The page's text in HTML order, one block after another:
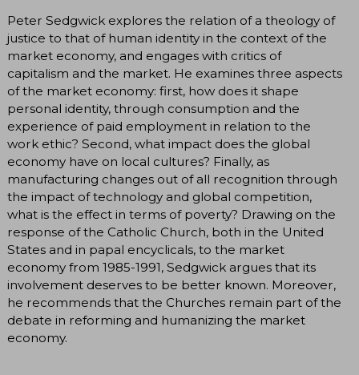
Peter Sedgwick explores the relation of a theology of
justice to that of human identity in the context of the
market economy, and engages with critics of
capitalism and the market. He examines three aspects
of the market economy: first, how does it shape
personal identity, through consumption and the
experience of paid employment in relation to the
work ethic? Second, what impact does the global
economy have on local cultures? Finally, as
manufacturing changes out of all recognition through
the impact of technology and global competition,
what is the effect in terms of poverty? Drawing on the
response of the Catholic Church, both in the United
States and in papal encyclicals, to the market
economy from 1985-1991, Sedgwick argues that its
involvement deserves to be better known. Moreover,
he recommends that the Churches remain part of the
debate in reforming and humanizing the market
economy.